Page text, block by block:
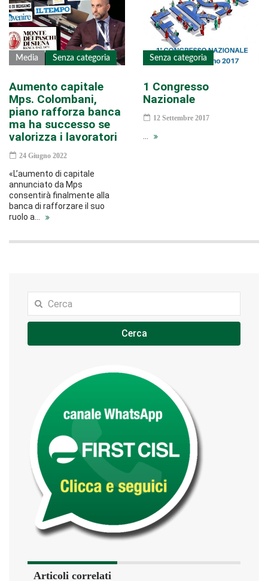
Media Senza categoria
Aumento capitale
Mps. Colombani,
piano rafforza banca
ma ha successo se
valorizza i lavoratori
24 Giugno 2022
«L’aumento di capitale
annunciato da Mps
consentirà finalmente alla
banca di rafforzare il suo
ruolo a…
Senza categoria
1 Congresso
Nazionale
12 Settembre 2017
Cerca
Articoli correlati